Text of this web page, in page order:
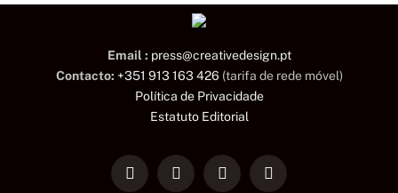
Email : press@creativedesign.pt
Contacto: +351 913 163 426 (tarifa de rede móvel)
Política de Privacidade
Estatuto Editorial
LinkedInFacebookInstagramTikTok